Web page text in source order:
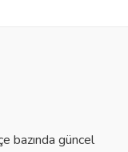
bazında güncel